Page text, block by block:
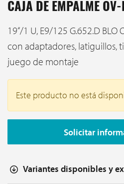
CAJA DE EMPALME OV-
19‘‘/1 U, E9/125 G.652.D BLO
con adaptadores, latiguillos,
juego de montaje
Este producto no está
Solicitar
Variantes disponibles y